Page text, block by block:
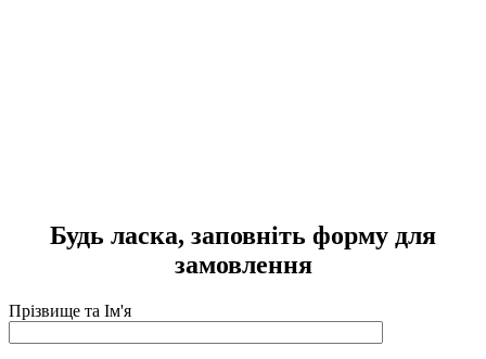
Будь ласка, заповніть форму для
замовлення
Прізвище та Ім'я